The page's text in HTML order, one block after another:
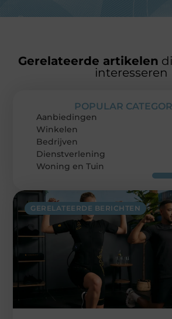
Gerelateerde artikelen
interesseren
GERELATEERDE BERICHTEN
POPULAR
Aanbiedingen
Winkelen
Bedrijven
Dienstverlening
Woning en Tuin